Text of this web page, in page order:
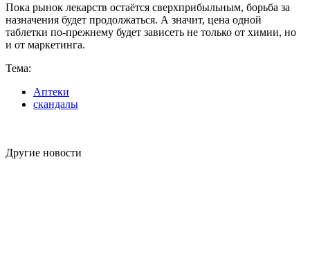
Пока рынок лекарств остаётся сверхприбыльным, борьба за
назначения будет продолжаться. А значит, цена одной
таблетки по-прежнему будет зависеть не только от химии, но
и от маркетинга.
Тема:
Аптеки
скандалы
Другие новости